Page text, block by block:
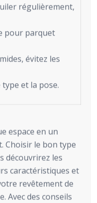
régulièrement,
pour parquet
évitez les
et la pose.
espace en un
Choisir le bon type
découvrirez les
caractéristiques et
revêtement de
Avec des conseils